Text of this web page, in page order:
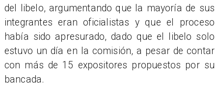
del libelo, argumentando que la mayoría de sus
integrantes eran oficialistas y que el proceso
había sido apresurado, dado que el libelo solo
estuvo un día en la comisión, a pesar de contar
con más de 15 expositores propuestos por su
bancada.